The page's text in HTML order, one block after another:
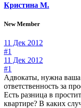
Кристина М.
New Member
11 Дек 2012
#1
11 Дек 2012
#1
Адвокаты, нужна
ответственность за
Есть разница в
квартире? В каких